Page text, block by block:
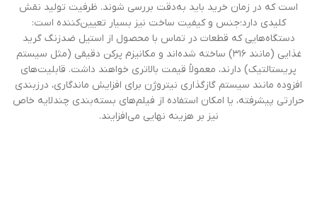
است که در زمان خرید باید به‌دقت بررسی شوند. ظرفیت تولید نقش
کلیدی دارد؛جنس و کیفیت ساخت نیز بسیار تعیین‌کننده است:
دستگاه‌هایی که قطعات در تماس با محصول از استیل ضدزنگ گرید
غذایی (مانند ۳۱۶) ساخته شده‌اند و مکانیزم پرکن دقیقی (مثل سیستم
پریستالتیک) دارند، معمولاً قیمت بالاتری خواهند داشت. قابلیت‌های
افزوده مانند سیستم گازگذاری نیتروژن برای افزایش ماندگاری، درزبندی
حرارتی پیشرفته، یا امکان استفاده از فیلم‌های بسته‌بندی چندلایه خاص
نیز بر هزینه نهایی می‌افزایند.